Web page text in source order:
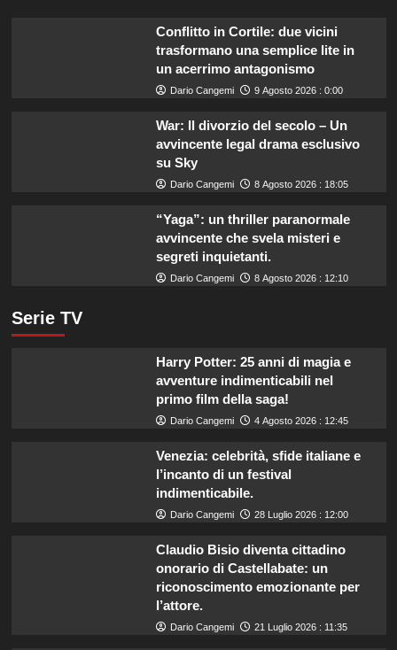
Conflitto in Cortile: due vicini
trasformano una semplice lite in
un acerrimo antagonismo
Dario Cangemi 9 Agosto 2026 : 0:00
War: Il divorzio del secolo – Un
avvincente legal drama esclusivo
su Sky
Dario Cangemi 8 Agosto 2026 : 18:05
“Yaga”: un thriller paranormale
avvincente che svela misteri e
segreti inquietanti.
Dario Cangemi 8 Agosto 2026 : 12:10
Serie TV
Harry Potter: 25 anni di magia e
avventure indimenticabili nel
primo film della saga!
Dario Cangemi 4 Agosto 2026 : 12:45
Venezia: celebrità, sfide italiane e
l’incanto di un festival
indimenticabile.
Dario Cangemi 28 Luglio 2026 : 12:00
Claudio Bisio diventa cittadino
onorario di Castellabate: un
riconoscimento emozionante per
l’attore.
Dario Cangemi 21 Luglio 2026 : 11:35